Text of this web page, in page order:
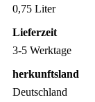
0,75 Liter
Lieferzeit
3-5 Werktage
herkunftsland
Deutschland